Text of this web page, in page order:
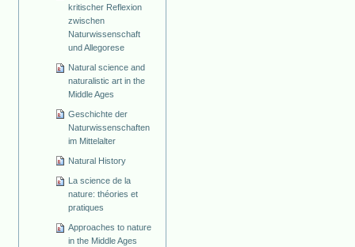
kritischer Reflexion
zwischen
Naturwissenschaft
und Allegorese
Natural science and
naturalistic art in the
Middle Ages
Geschichte der
Naturwissenschaften
im Mittelalter
Natural History
La science de la
nature: théories et
pratiques
Approaches to nature
in the Middle Ages